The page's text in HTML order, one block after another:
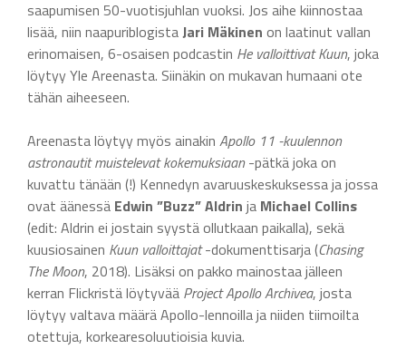
saapumisen 50-vuotisjuhlan vuoksi. Jos aihe kiinnostaa
lisää, niin naapuriblogistaJari Mäkinen on laatinut vallan
erinomaisen, 6-osaisen podcastin He valloittivat Kuun, joka
löytyy Yle Areenasta. Siinäkin on mukavan humaani ote
tähän aiheeseen.
Areenasta löytyy myös ainakin Apollo 11 -kuulennon
astronautit muistelevat kokemuksiaan-pätkä joka on
kuvattu tänään (!) Kennedyn avaruuskeskuksessa ja jossa
ovat äänessä Edwin ”Buzz” Aldrin ja Michael Collins
(edit: Aldrin ei jostain syystä ollutkaan paikalla), sekä
kuusiosainen Kuun valloittajat-dokumenttisarja (Chasing
The Moon, 2018). Lisäksi on pakko mainostaa jälleen
kerran Flickristä löytyvää Project Apollo Archivea, josta
löytyy valtava määrä Apollo-lennoilla ja niiden tiimoilta
otettuja, korkearesoluutioisia kuvia.